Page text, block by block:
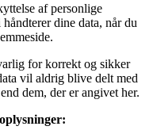
af personlige
dine data, når du
for korrekt og sikker
vil aldrig blive delt med
dem, der er angivet her.